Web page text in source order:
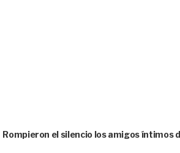
Rompieron el silencio los amigos íntimos